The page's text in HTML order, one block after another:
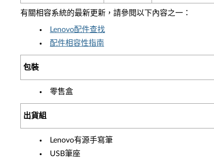
有關相容系統的最新更新，請參閱以下內容之一：
Lenovo配件查找
配件相容性指南
包裝
零售盒
出貨組
Lenovo有源手寫筆
USB筆座